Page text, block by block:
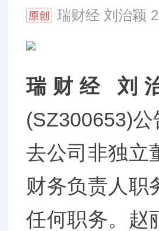
瑞财经 刘治颖
瑞财经 刘
(SZ300653)
去公司非独立
财务负责人职
任何职务。赵